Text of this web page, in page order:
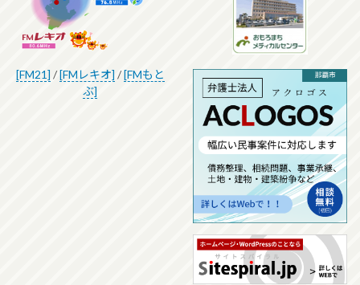
[FM21] /[FMレキオ] /[FMもと
ぶ]